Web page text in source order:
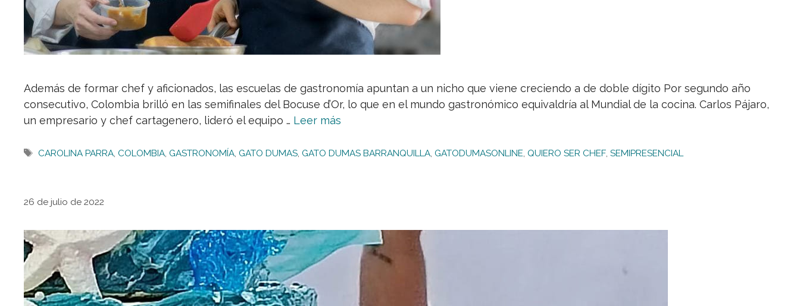
Además de formar chef y aficionados, las escuelas de gastronomía apuntan a un nicho que viene creciendo a de doble dígito Por segundo año
consecutivo, Colombia brilló en las semifinales del Bocuse d’Or, lo que en el mundo gastronómico equivaldría al Mundial de la cocina. Carlos Pájaro,
un empresario y chef cartagenero, lideró el equipo … Leer más
Etiquetas
CAROLINA PARRA,COLOMBIA,GASTRONOMÍA,GATO DUMAS,GATO DUMAS BARRANQUILLA,GATODUMASONLINE,QUIERO SER CHEF,SEMIPRESENCIAL
26 de julio de 2022